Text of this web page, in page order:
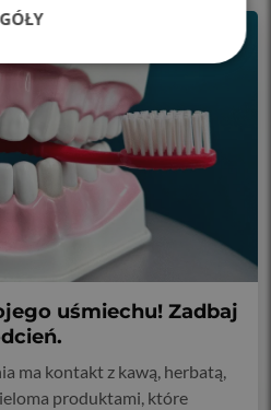
uśmiechu! Zadbaj
ma kontakt z kawą, herbatą,
produktami, które